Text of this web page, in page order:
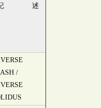
述
/